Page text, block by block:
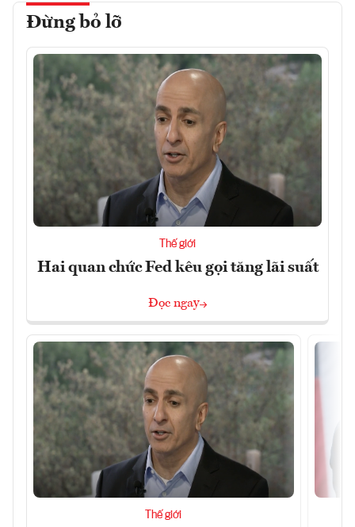
Đừng bỏ lỡ
Thế giới
Hai quan chức Fed kêu gọi tăng lãi suất
Đọc ngay
Thế giới